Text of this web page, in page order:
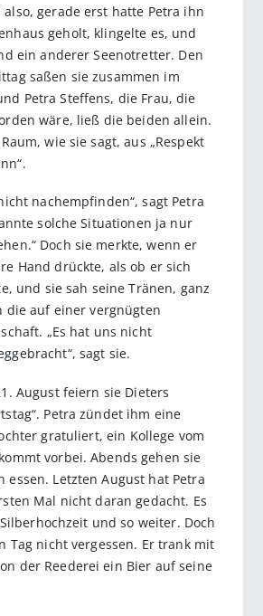
also, gerade erst hatte Petra ihn
geholt, klingelte es, und
ein anderer Seenotretter. Den
saßen sie zusammen im
Petra Steffens, die Frau, die
wäre, ließ die beiden allein.
wie sie sagt, aus „Respekt
nachempfinden“, sagt Petra
solche Situationen ja nur
Doch sie merkte, wenn er
Hand drückte, als ob er sich
und sie sah seine Tränen, ganz
die auf einer vergnügten
„Es hat uns nicht
sagt sie.
August feiern sie Dieters
Petra zündet ihm eine
gratuliert, ein Kollege vom
vorbei. Abends gehen sie
essen. Letzten August hat Petra
Mal nicht daran gedacht. Es
und so weiter. Doch
Tag nicht vergessen. Er trank mit
der Reederei ein Bier auf seine